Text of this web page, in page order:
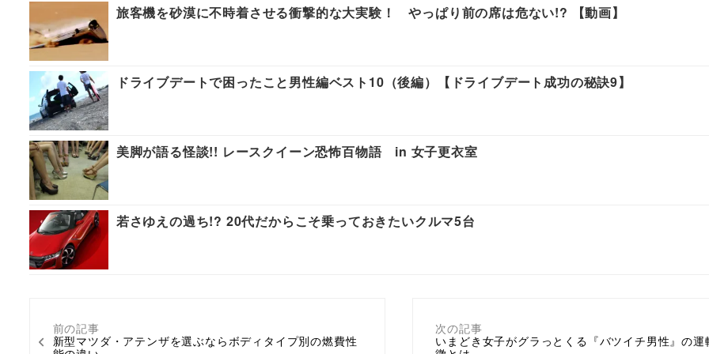
前の記事
新型マツダ・アテンザを選ぶならボディタイプ別の燃費性
次の記事
いまどき女子がグラっとくる『バツイチ男性』の運
旅客機を砂漠に不時着させる衝撃的な大実験！ やっぱり前の席は危ない!? 【動画】
ドライブデートで困ったこと男性編ベスト10（後編）【ドライブデート成功の秘訣9】
美脚が語る怪談!! レースクイーン恐怖百物語 in 女子更衣室
若さゆえの過ち!? 20代だからこそ乗っておきたいクルマ5台